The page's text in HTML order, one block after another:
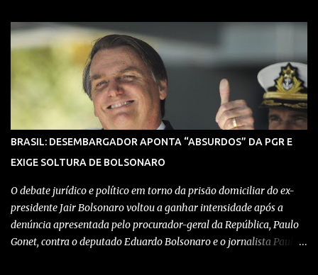
confrontos com grupos rivais e com as próprias forças de
segurança. Confira detalhes no vídeo: Clique aqui para ter acesso
ao livro O Brasil e a pandemia de absurdos, escrito por juristas,
economistas, jornalistas e profissionais da saúde conservadores
sobre os absurdos praticados durante a pandemia de Covid-19,
como tiranias, campanhas anticientíficas, atos de corrupção,
inconstitucionalidades por notáveis autoridades, fraudes e muito
perseguidos por políticos e seus assessores nos grupos de
WhatsApp! Garanta acesso ao nosso conteúdo clicando aqui , para
entrar no ...
BRASIL: DESEMBARGADOR APONTA “ABSURDOS” DA PGR E
EXIGE SOLTURA DE BOLSONARO
O debate jurídico e político em torno da prisão domiciliar do ex-
presidente Jair Bolsonaro voltou a ganhar intensidade após a
denúncia apresentada pelo procurador-geral da República, Paulo
Gonet, contra o deputado Eduardo Bolsonaro e o jornalista Paulo